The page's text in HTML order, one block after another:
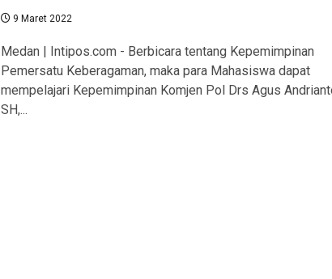
9 Maret 2022
Medan | Intipos.com - Berbicara tentang Kepemimpinan
Pemersatu Keberagaman, maka para Mahasiswa dapat
mempelajari Kepemimpinan Komjen Pol Drs Agus
SH,...